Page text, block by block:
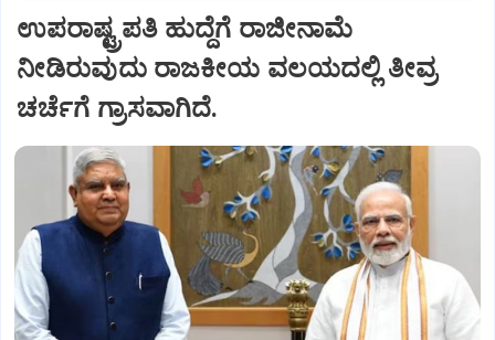
ಉಪರಾಷ್ಟ್ರಪತಿ ಹುದ್ದೆಗೆ ರಾಜೀನಾಮೆ
ನೀಡಿರುವುದು ರಾಜಕೀಯ ವಲಯದಲ್ಲಿ ತೀವ್ರ
ಚರ್ಚೆಗೆ ಗ್ರಾಸವಾಗಿದೆ.